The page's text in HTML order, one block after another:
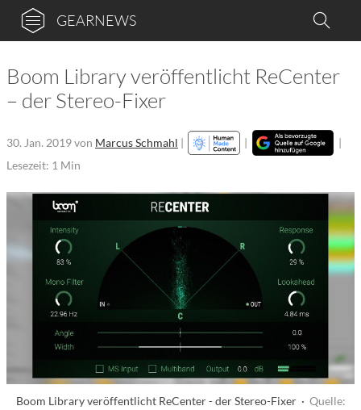
GEARNEWS
Boom Library veröffentlicht ReCenter
– der Stereo-Fixer
30. Jan. 2019von Marcus Schmahl | |
|
Lesezeit: 1 Min
Boom Library veröffentlicht ReCenter - der Stereo-Fixer · Quelle: